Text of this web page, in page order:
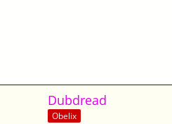
Dubdread
Obelix